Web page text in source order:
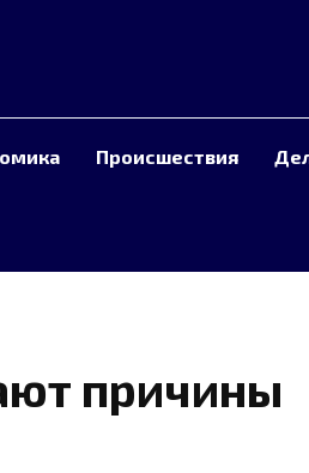
Происшествия
причины